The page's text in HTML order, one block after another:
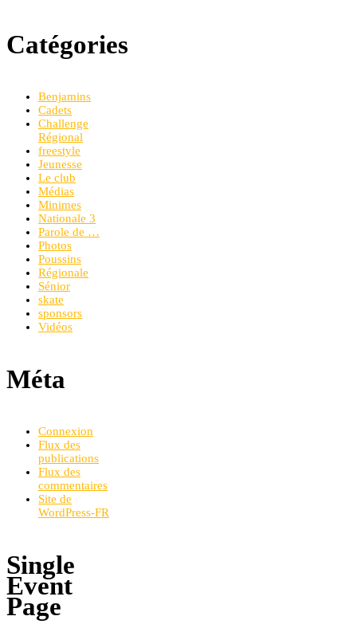
Catégories
Benjamins
Cadets
Challenge
Régional
freestyle
Jeunesse
Le club
Médias
Minimes
Nationale 3
Parole de …
Photos
Poussins
Régionale
Sénior
skate
sponsors
Vidéos
Méta
Connexion
Flux des
publications
Flux des
commentaires
Site de
WordPress-FR
Single
Event
Page